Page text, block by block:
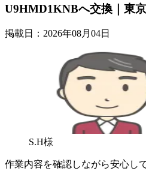
U9HMD1KNBへ交換｜東
掲載日：2026年08月04日
S.H様
作業内容を確認しながら安心し